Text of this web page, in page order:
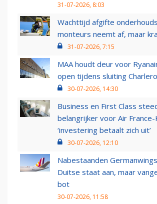
31-07-2026, 8:03
Wachttijd afgifte
monteurs neemt af, maar
31-07-2026, 7:15
MAA houdt deur voor
open tijdens sluiting
30-07-2026, 14:30
Business en First Class
belangrijker voor Air France-
‘investering betaalt zich uit’
30-07-2026, 12:10
Nabestaanden
Duitse staat aan, maar
bot
30-07-2026, 11:58